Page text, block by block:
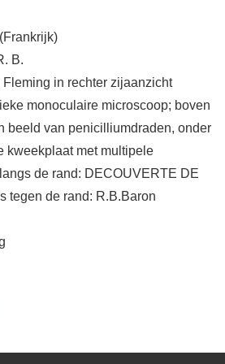
B.
Fleming in rechter zijaanzicht
monoculaire microscoop; boven
beeld van penicilliumdraden, onder
kweekplaat met multipele
de rand: DECOUVERTE DE
tegen de rand: R.B.Baron